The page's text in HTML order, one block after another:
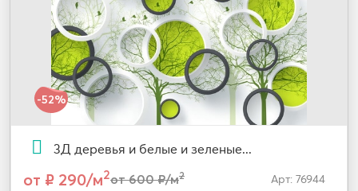
-52%
3Д деревья и белые и зеленые...
от ₽ 290/м2от 600 ₽/м2 Арт: 76944